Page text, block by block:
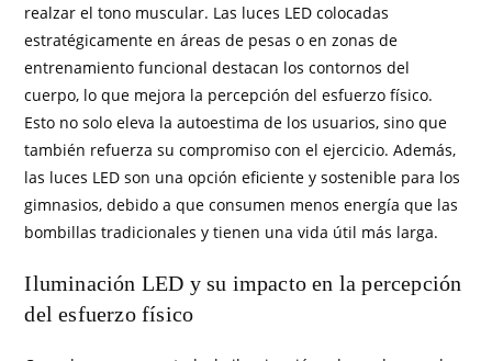
realzar el tono muscular. Las luces LED colocadas
estratégicamente en áreas de pesas o en zonas de
entrenamiento funcional destacan los contornos del
cuerpo, lo que mejora la percepción del esfuerzo físico.
Esto no solo eleva la autoestima de los usuarios, sino que
también refuerza su compromiso con el ejercicio. Además,
las luces LED son una opción eficiente y sostenible para los
gimnasios, debido a que consumen menos energía que las
bombillas tradicionales y tienen una vida útil más larga.
Iluminación LED y su impacto en la percepción
del esfuerzo físico